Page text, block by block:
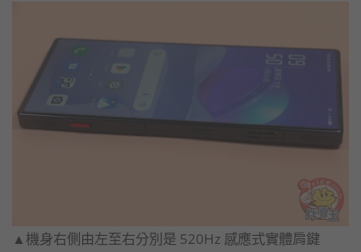
▲機身右側由左至右分別是 520Hz 感應式實體肩鍵